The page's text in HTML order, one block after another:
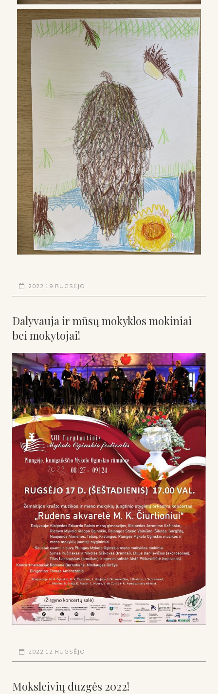
2022 19 RUGSĖJO
Dalyvauja ir mūsų mokyklos mokiniai
bei mokytojai!
2022 12 RUGSĖJO
Moksleivių dūzgės 2022!